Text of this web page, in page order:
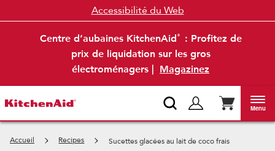
Centre d’aubaines KitchenAid®
: Profitez de
prix de liquidation sur les gros
électroménagers | Magazinez
Accessibilité du Web
Menu
Accueil Recipes Sucettes glacées au lait de coco frais